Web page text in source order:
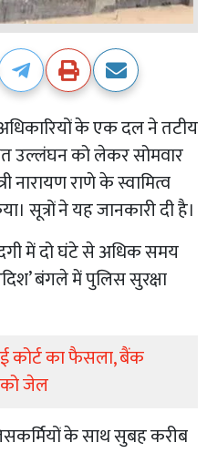
के एक दल ने तटीय
उल्लंघन को लेकर सोमवार
नारायण राणे के स्वामित्व
सूत्रों ने यह जानकारी दी है।
में दो घंटे से अधिक समय
बंगले में पुलिस सुरक्षा
कोर्ट का फैसला, बैंक
को जेल
के साथ सुबह करीब